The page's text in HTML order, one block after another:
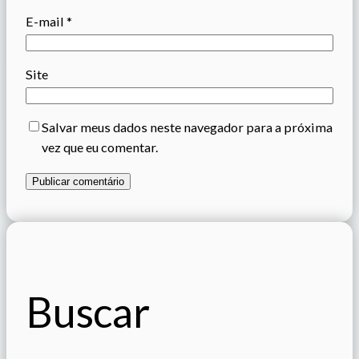
E-mail *
Site
Salvar meus dados neste navegador para a próxima
vez que eu comentar.
Buscar